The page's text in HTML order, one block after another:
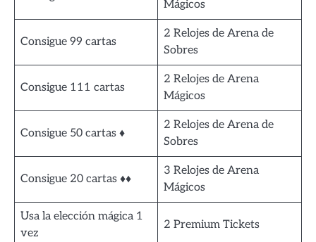
Mágicos
Consigue 99 cartas
2 Relojes de Arena de
Sobres
Consigue 111 cartas
2 Relojes de Arena
Mágicos
Consigue 50 cartas ♦
2 Relojes de Arena de
Sobres
Consigue 20 cartas ♦♦
3 Relojes de Arena
Mágicos
Usa la elección mágica 1
vez
2 Premium Tickets